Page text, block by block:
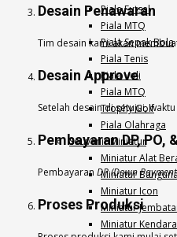
Piala Futsal
Piala MTQ
Piala Sepak Bola
Piala Tenis
Piala Voli
Piala MTQ
Trophy Golf
Piala Olahraga
Souvenir Miniatur
Miniatur Alat
Miniatur
Miniatur Icon
Miniatur
Miniatur
Desain Penawaran
Tim desain kami akan
Desain Approve
Setelah desain di setujui,
Pembayaran DP, PO,
Pembayaran DP (Down Payment
Proses Produksi